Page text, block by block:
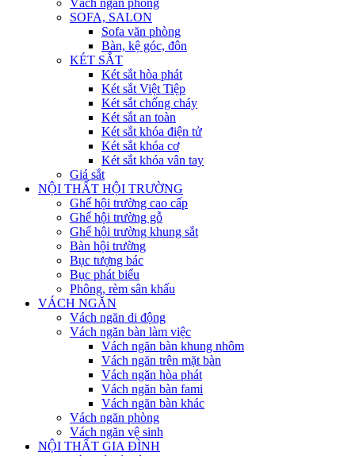
Vách ngăn phòng
SOFA, SALON
Sofa văn phòng
Bàn, kệ góc, đôn
KÉT SẮT
Két sắt hòa phát
Két sắt Việt Tiệp
Két sắt chống cháy
Két sắt an toàn
Két sắt khóa điện tử
Két sắt khóa cơ
Két sắt khóa vân tay
Giá sắt
NỘI THẤT HỘI TRƯỜNG
Ghế hội trường cao cấp
Ghế hội trường gỗ
Ghế hội trường khung sắt
Bàn hội trường
Bục tượng bác
Bục phát biểu
Phông, rèm sân khấu
VÁCH NGĂN
Vách ngăn di động
Vách ngăn bàn làm việc
Vách ngăn bàn khung nhôm
Vách ngăn trên mặt bàn
Vách ngăn hòa phát
Vách ngăn bàn fami
Vách ngăn bàn khác
Vách ngăn phòng
Vách ngăn vệ sinh
NỘI THẤT GIA ĐÌNH